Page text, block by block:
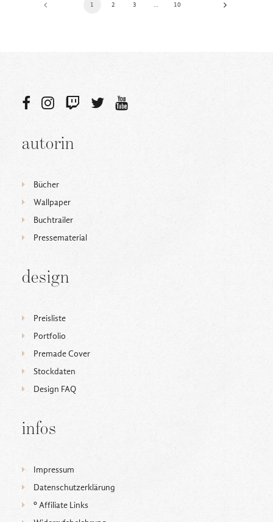
1 2 3 10
autorin
Bücher
Wallpaper
Buchtrailer
Pressematerial
design
Preisliste
Portfolio
Premade Cover
Stockdaten
Design FAQ
infos
Impressum
Datenschutzerklärung
ᵒ Affiliate Links